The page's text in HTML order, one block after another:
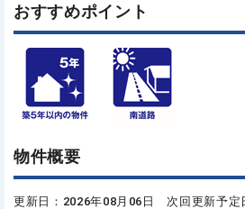
おすすめポイント
物件概要
更新日：2026年08月06日 次回更新予定